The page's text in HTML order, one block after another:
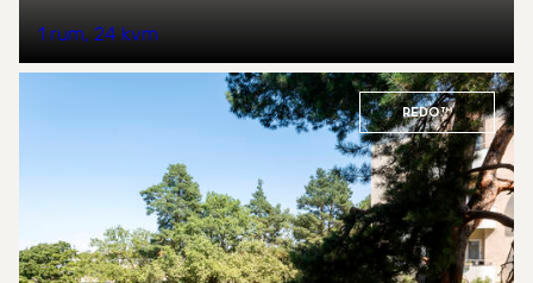
1 rum 24 kvm
REDO™